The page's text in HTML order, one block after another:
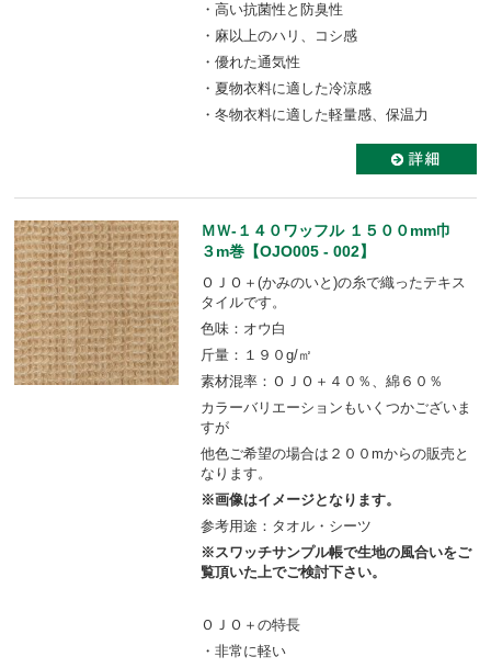
・高い抗菌性と防臭性
・麻以上のハリ、コシ感
・優れた通気性
・夏物衣料に適した冷涼感
・冬物衣料に適した軽量感、保温力
ＭＷ-１４０ワッフル １５００mm巾
３m巻【OJO005 - 002】
ＯＪＯ＋(かみのいと)の糸で織ったテキス
タイルです。
色味：オウ白
斤量：１９０g/㎡
素材混率：ＯＪＯ＋４０％、綿６０％
カラーバリエーションもいくつかございま
すが
他色ご希望の場合は２００mからの販売と
なります。
※画像はイメージとなります。
参考用途：タオル・シーツ
※スワッチサンプル帳で生地の風合いをご
覧頂いた上でご検討下さい。
ＯＪＯ＋の特長
・非常に軽い